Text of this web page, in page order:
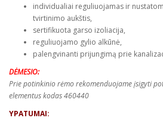
individualiai reguliuojamas ir
tvirtinimo aukštis,
sertifikuota garso izoliacija,
reguliuojamo gylio alkūnė,
palengvinanti prijungimą prie
DĖMESIO:
Prie potinkinio rėmo rekomenduojame įsigyti
elementus kodas 460440
YPATUMAI: